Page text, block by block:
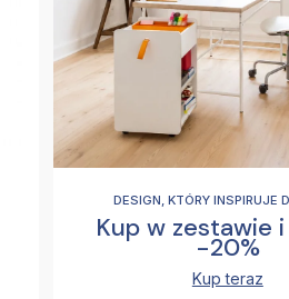
DESIGN, KTÓRY INSPIRUJE
Kup w zestawie
-20%
Kup teraz